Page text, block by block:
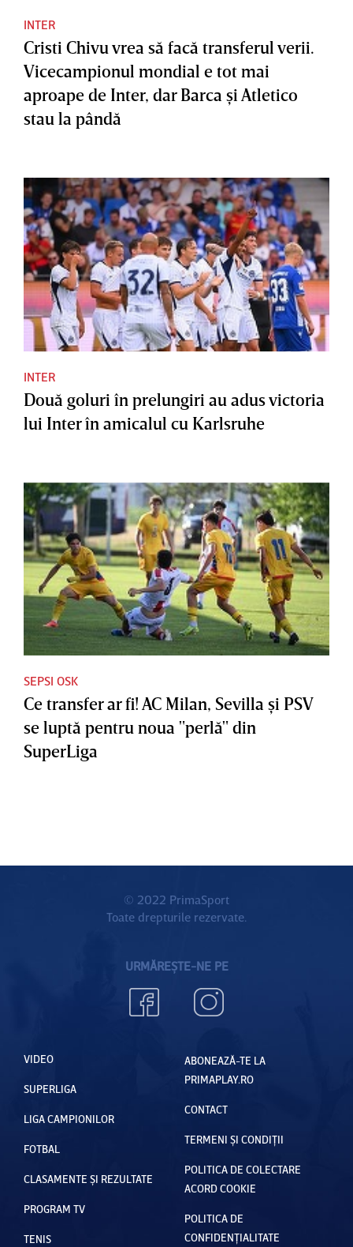
INTER
Cristi Chivu vrea să facă transferul verii.
Vicecampionul mondial e tot mai
aproape de Inter, dar Barca şi Atletico
stau la pândă
INTER
Două goluri în prelungiri au adus victoria
lui Inter în amicalul cu Karlsruhe
SEPSI OSK
Ce transfer ar fi! AC Milan, Sevilla şi PSV
se luptă pentru noua "perlă" din
SuperLiga
© 2022 PrimaSport
Toate drepturile rezervate.
URMĂREȘTE-NE PE
VIDEO
SUPERLIGA
LIGA CAMPIONILOR
FOTBAL
CLASAMENTE ȘI REZULTATE
PROGRAM TV
TENIS
ABONEAZĂ-TE LA
PRIMAPLAY.RO
CONTACT
TERMENI ȘI CONDIȚII
POLITICA DE COLECTARE
ACORD COOKIE
POLITICA DE
CONFIDENȚIALITATE